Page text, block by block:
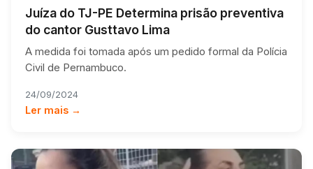
Juíza do TJ-PE Determina prisão preventiva
do cantor Gusttavo Lima
A medida foi tomada após um pedido formal da Polícia
Civil de Pernambuco.
24/09/2024
Ler mais →